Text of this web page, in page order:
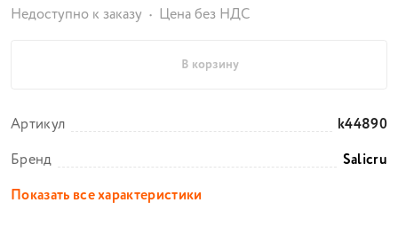
Недоступно к заказу Цена без НДС
В корзину
Артикул
k44890
Бренд
Salicru
Показать все характеристики